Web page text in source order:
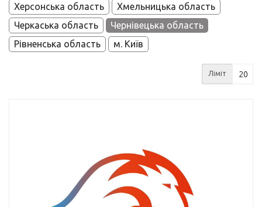
Херсонська область
Хмельницька область
Черкаська область
Чернівецька область
Рівненська область
м. Київ
Ліміт